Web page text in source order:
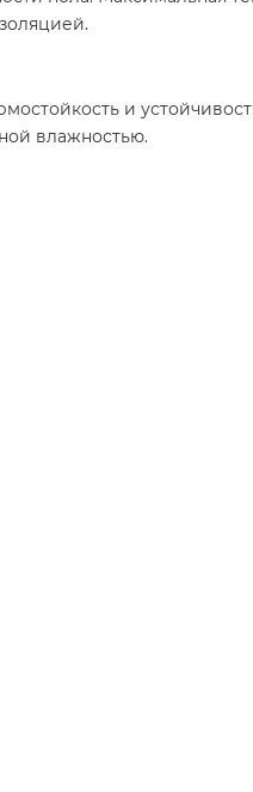
и
влажностью.